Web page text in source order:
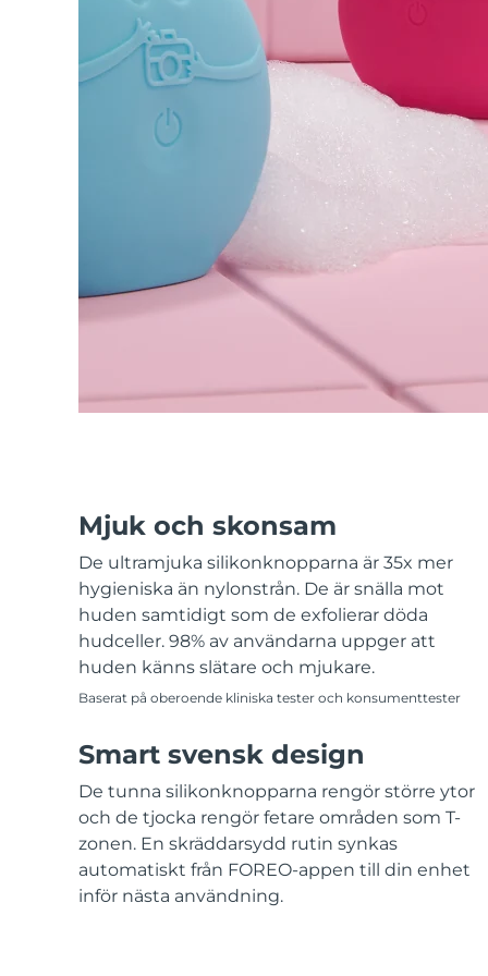
Mjuk och skonsam
De ultramjuka silikonknopparna är 35x mer
hygieniska än nylonstrån. De är snälla mot
huden samtidigt som de exfolierar döda
hudceller. 98% av användarna uppger att
huden känns slätare och mjukare.
Baserat på oberoende kliniska tester och konsumenttester
Smart svensk design
De tunna silikonknopparna rengör större ytor
och de tjocka rengör fetare områden som T-
zonen. En skräddarsydd rutin synkas
automatiskt från FOREO-appen till din enhet
inför nästa användning.